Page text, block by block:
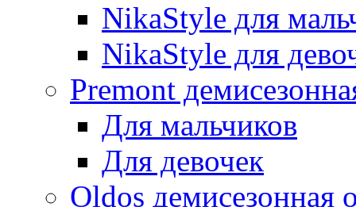
NikaStyle для
NikaStyle для
Premont
Для мальчиков
Для девочек
Oldos демисезонная